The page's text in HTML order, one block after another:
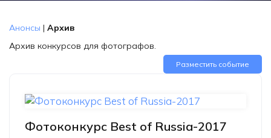
Анонсы | Архив
Архив конкурсов для фотографов.
Разместить событие
Фотоконкурс Best of Russia-2017